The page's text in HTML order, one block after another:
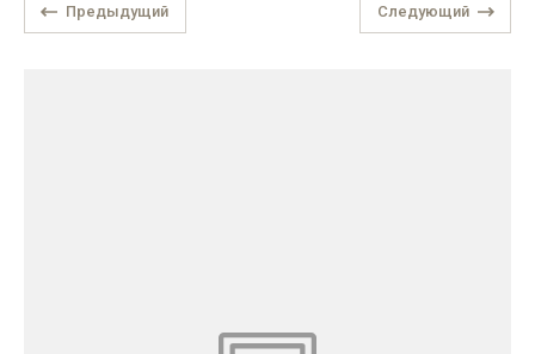
Предыдущий Следующий